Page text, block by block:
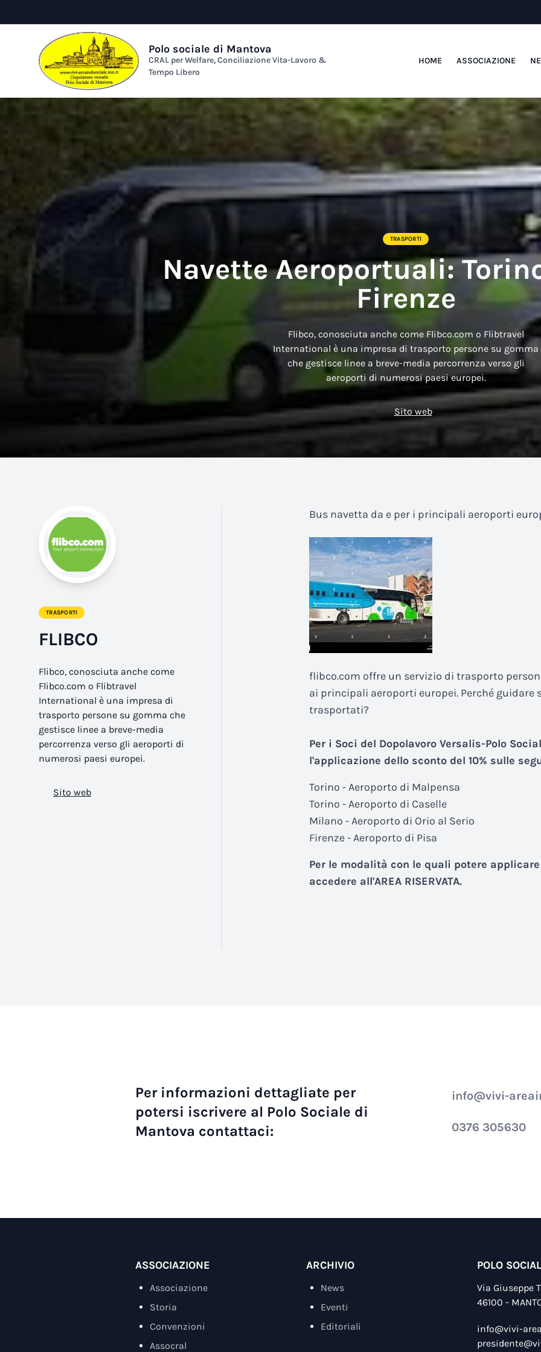
Polo sociale di Mantova
CRAL per Welfare, Conciliazione Vita-Lavoro &
Tempo Libero
HOME ASSOCIAZIONE
TRASPORTI
Navette Aeroportuali:
Firenze
Flibco, conosciuta anche come Flibco.com o Flibtravel
International è una impresa di trasporto persone su gomma
che gestisce linee a breve-media percorrenza verso gli
aeroporti di numerosi paesi europei.
Sito web
TRASPORTI
FLIBCO
Flibco, conosciuta anche come
Flibco.com o Flibtravel
International è una impresa di
trasporto persone su gomma che
gestisce linee a breve-media
percorrenza verso gli aeroporti di
numerosi paesi europei.
Sito web
Bus navetta da e per i principali aeroporti
flibco.com offre un servizio di trasporto
ai principali aeroporti europei. Perché guidare
trasportati?
Per i Soci del Dopolavoro Versalis-Polo
l'applicazione dello sconto del 10% sulle
Torino - Aeroporto di Malpensa
Torino - Aeroporto di Caselle
Milano - Aeroporto di Orio al Serio
Firenze - Aeroporto di Pisa
Per le modalità con le quali potere
accedere all'AREA RISERVATA.
Per informazioni dettagliate per
potersi iscrivere al Polo Sociale di
Mantova contattaci:
info@vivi-
0376 305630
ASSOCIAZIONE
Associazione
Storia
Convenzioni
Assocral
ARCHIVIO
News
Eventi
Editoriali
POLO
Via Giuseppe
46100 -
info@vivi-